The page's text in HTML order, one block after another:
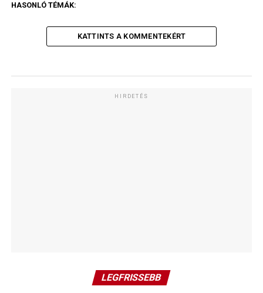
HASONLÓ TÉMÁK:
KATTINTS A KOMMENTEKÉRT
HIRDETÉS
LEGFRISSEBB